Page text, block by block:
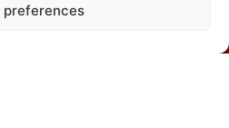
preferences